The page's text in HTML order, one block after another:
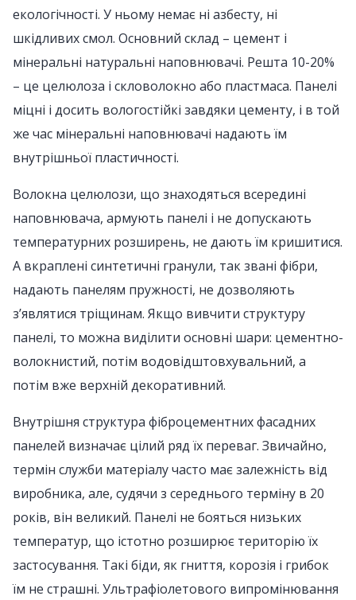
екологічності. У ньому немає ні азбесту, ні
шкідливих смол. Основний склад – цемент і
мінеральні натуральні наповнювачі. Решта 10-20%
– це целюлоза і скловолокно або пластмаса. Панелі
міцні і досить вологостійкі завдяки цементу, і в той
же час мінеральні наповнювачі надають їм
внутрішньої пластичності.
Волокна целюлози, що знаходяться всередині
наповнювача, армують панелі і не допускають
температурних розширень, не дають їм кришитися.
А вкраплені синтетичні гранули, так звані фібри,
надають панелям пружності, не дозволяють
з’являтися тріщинам. Якщо вивчити структуру
панелі, то можна виділити основні шари: цементно-
волокнистий, потім водовідштовхувальний, а
потім вже верхній декоративний.
Внутрішня структура фіброцементних фасадних
панелей визначає цілий ряд їх переваг. Звичайно,
термін служби матеріалу часто має залежність від
виробника, але, судячи з середнього терміну в 20
років, він великий. Панелі не бояться низьких
температур, що істотно розширює територію їх
застосування. Такі біди, як гниття, корозія і грибок
їм не страшні. Ультрафіолетового випромінювання